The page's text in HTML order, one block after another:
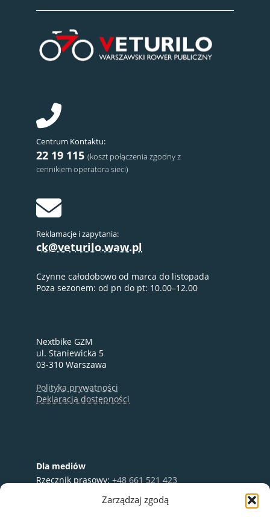
Zarządzaj zgodą
Centrum Kontaktu:
22 19 115 (koszt połączenia zgodny z
cennikiem operatora sieci)
Reklamacje i zapytania:
ck@veturilo.waw.pl
Czynne całodobowo od marca do listopada
Poza sezonem: od pn do pt: 10.00–12.00
Nextbike GZM
ul. Staniewicka 5
03-310 Warszawa
Polityka prywatności
Deklaracja dostępności
Dla mediów
Rzecznik prasowy: +48 661 521 423
media@nextbike.pl
+48 696 003 711